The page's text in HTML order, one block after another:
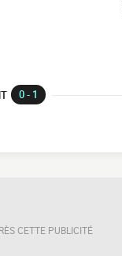
0 - 1
CETTE PUBLICITÉ